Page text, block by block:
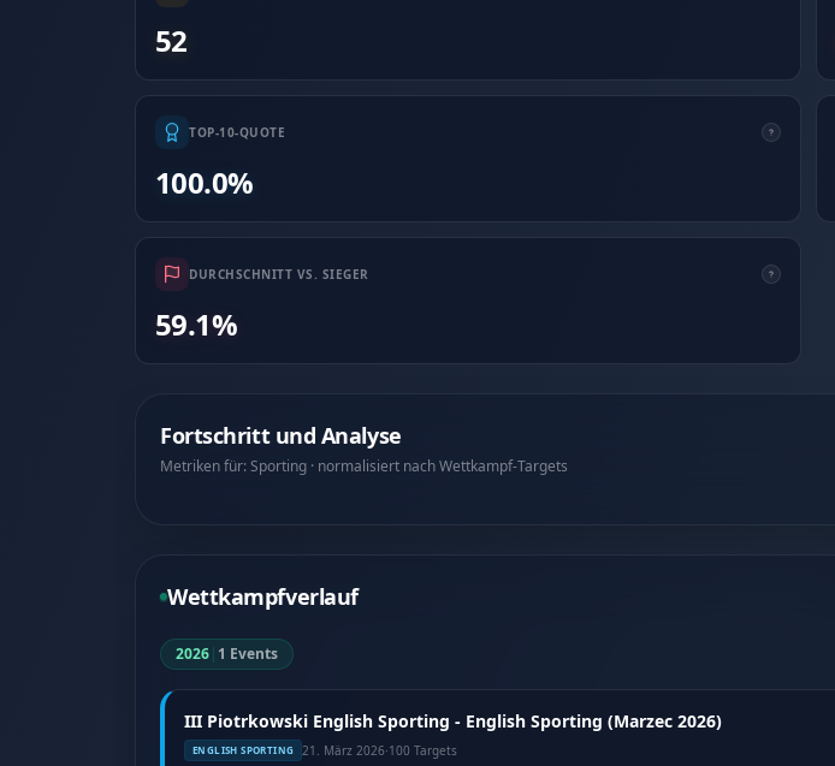
52
TOP-10-QUOTE
100.0%
DURCHSCHNITT VS. SIEGER
59.1%
Fortschritt und Analyse
Metriken für: Sporting · normalisiert nach Wettkampf-Targets
Wettkampfverlauf
2026| 1 Events
III Piotrkowski English Sporting - English Sporting (Marzec 2026)
ENGLISH SPORTING 21. März 2026·100 Targets